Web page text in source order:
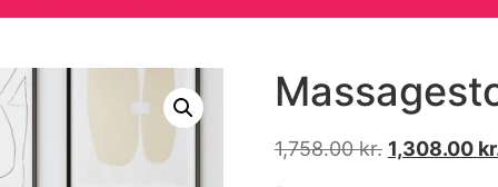
1,758.00kr. 1,308.00